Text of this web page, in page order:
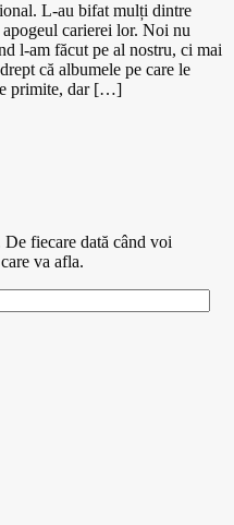
L-au bifat mulți dintre
carierei lor. Noi nu
l-am făcut pe al nostru, ci mai
că albumele pe care le
primite, dar […]
fiecare dată când voi
va afla.